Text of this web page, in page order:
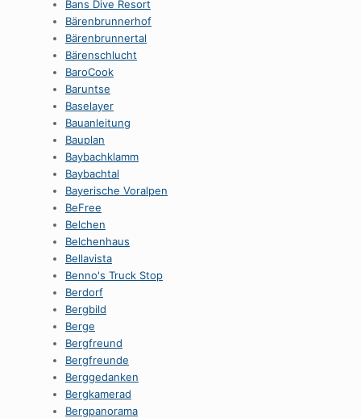
Bans Dive Resort
Bärenbrunnerhof
Bärenbrunnertal
Bärenschlucht
BaroCook
Baruntse
Baselayer
Bauanleitung
Bauplan
Baybachklamm
Baybachtal
Bayerische Voralpen
BeFree
Belchen
Belchenhaus
Bellavista
Benno's Truck Stop
Berdorf
Bergbild
Berge
Bergfreund
Bergfreunde
Berggedanken
Bergkamerad
Bergpanorama